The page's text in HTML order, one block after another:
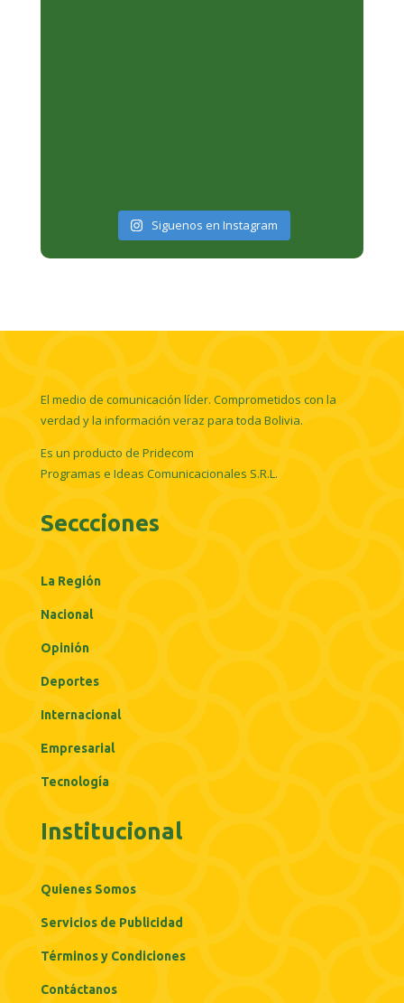
Siguenos en Instagram
El medio de comunicación líder. Comprometidos con la
verdad y la información veraz para toda Bolivia.
Es un producto de Pridecom
Programas e Ideas Comunicacionales S.R.L.
Seccciones
La Región
Nacional
Opinión
Deportes
Internacional
Empresarial
Tecnología
Institucional
Quienes Somos
Servicios de Publicidad
Términos y Condiciones
Contáctanos